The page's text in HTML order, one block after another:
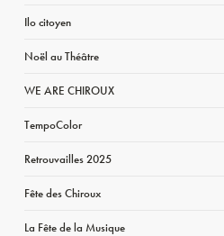
Ilo citoyen
Noël au Théâtre
WE ARE CHIROUX
TempoColor
Retrouvailles 2025
Fête des Chiroux
La Fête de la Musique